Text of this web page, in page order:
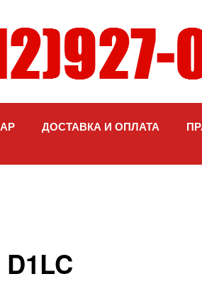
ДОСТАВКА И ОПЛАТА